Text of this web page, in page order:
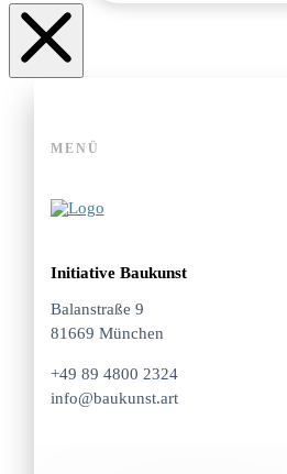
MENÜ
Initiative Baukunst
Balanstraße 9
81669 München
+49 89 4800 2324
info@baukunst.art